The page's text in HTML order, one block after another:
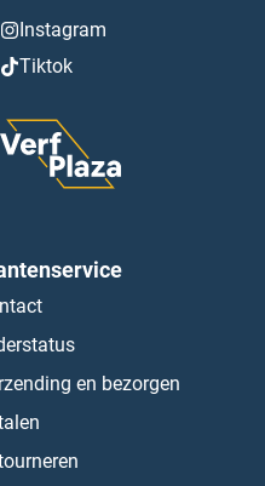
Instagram
Tiktok
en bezorgen